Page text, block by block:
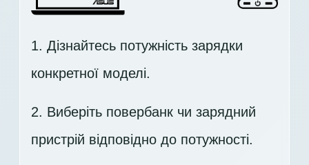
1. Дізнайтесь потужність зарядки
конкретної моделі.
2. Виберіть повербанк чи зарядний
пристрій відповідно до потужності.